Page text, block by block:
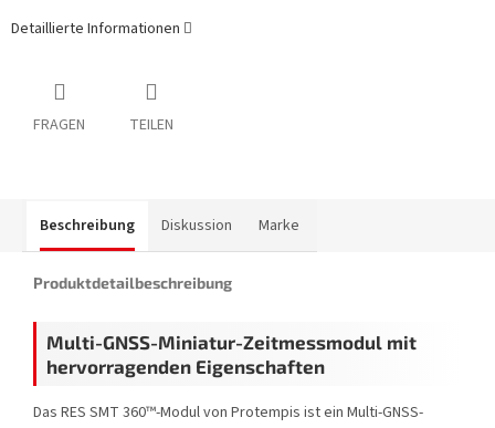
Detaillierte Informationen
FRAGEN TEILEN
Beschreibung Diskussion Marke
Produktdetailbeschreibung
Multi-GNSS-Miniatur-Zeitmessmodul mit
hervorragenden Eigenschaften
Das RES SMT 360™-Modul von Protempis ist ein Multi-GNSS-